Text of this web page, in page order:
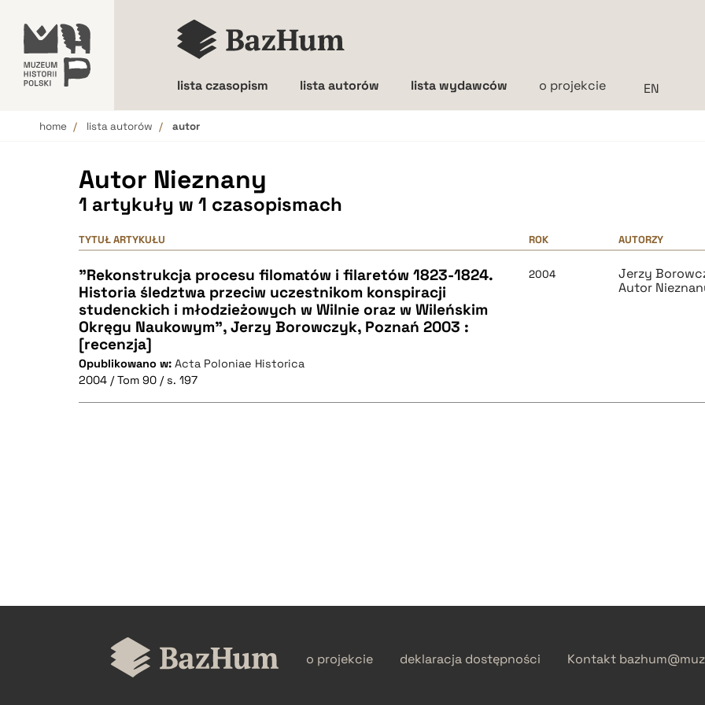
lista czasopism lista autorów lista wydawców o projekcie
home lista autorów autor
Autor Nieznany
1 artykuły w 1 czasopismach
TYTUŁ ARTYKUŁU ROK AUTORZY
"Rekonstrukcja procesu filomatów i filaretów 1823-1824.
Historia śledztwa przeciw uczestnikom konspiracji
studenckich i młodzieżowych w Wilnie oraz w Wileńskim
Okręgu Naukowym", Jerzy Borowczyk, Poznań 2003 :
[recenzja]
Opublikowano w: Acta Poloniae Historica
2004 / Tom 90 / s. 197
2004
Jerzy
Autor
o projekcie deklaracja dostępności Kontakt